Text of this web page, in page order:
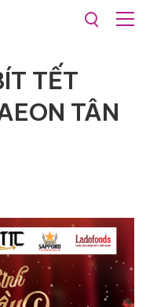
TẾT
TÂN